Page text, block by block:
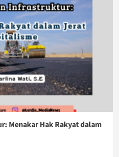
Menakar Hak Rakyat dalam